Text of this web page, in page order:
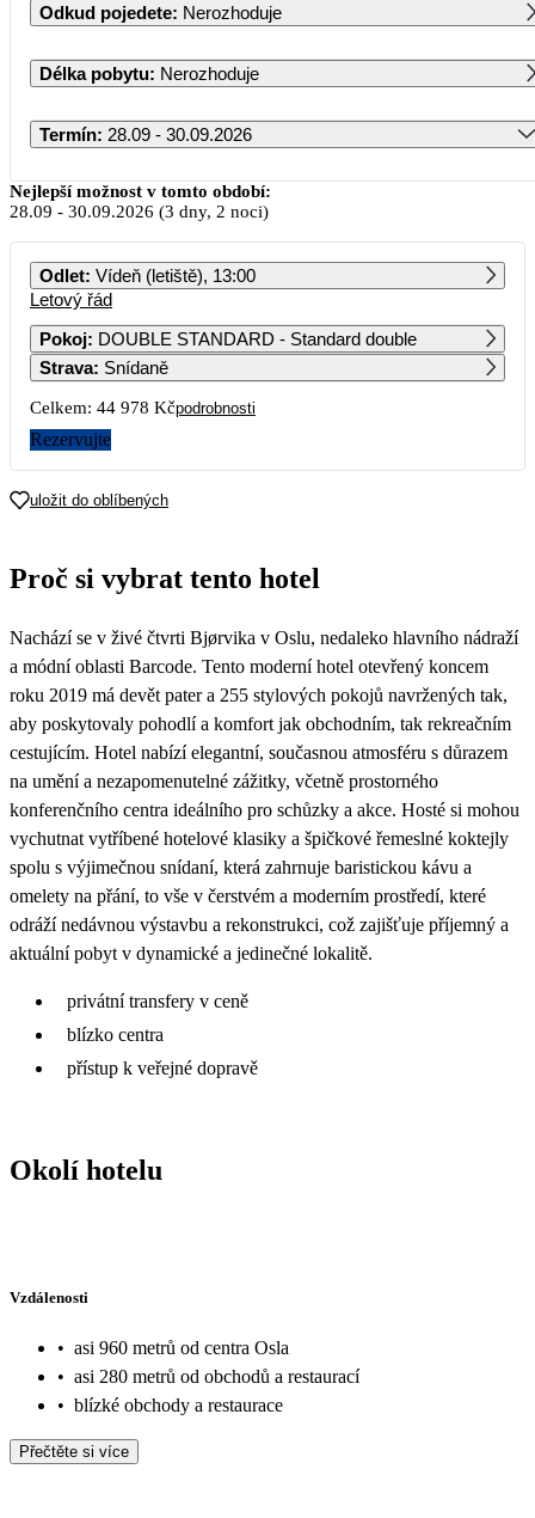
Odkud pojedete: Nerozhoduje
Délka pobytu: Nerozhoduje
Termín: 28.09 - 30.09.2026
Září 2026
PO ÚT ST ČT PÁ SO NE
23 039
7 8
14
23 739
21 22
22 489 21 309
Nejlepší možnost v tomto období:
28.09 - 30.09.2026 (3 dny, 2 noci)
Odlet: Vídeň (letiště), 13:00
Letový řád
Pokoj: DOUBLE STANDARD - Standard double
Strava: Snídaně
Celkem: 44 978 Kčpodrobnosti
Rezervujte
uložit do oblíbených
Proč si vybrat tento hotel
Nachází se v živé čtvrti Bjørvika v Oslu, nedaleko hlavního nádraží
a módní oblasti Barcode. Tento moderní hotel otevřený koncem
roku 2019 má devět pater a 255 stylových pokojů navržených tak,
aby poskytovaly pohodlí a komfort jak obchodním, tak rekreačním
cestujícím. Hotel nabízí elegantní, současnou atmosféru s důrazem
na umění a nezapomenutelné zážitky, včetně prostorného
konferenčního centra ideálního pro schůzky a akce. Hosté si mohou
vychutnat vytříbené hotelové klasiky a špičkové řemeslné koktejly
spolu s výjimečnou snídaní, která zahrnuje baristickou kávu a
omelety na přání, to vše v čerstvém a moderním prostředí, které
odráží nedávnou výstavbu a rekonstrukci, což zajišťuje příjemný a
aktuální pobyt v dynamické a jedinečné lokalitě.
privátní transfery v ceně
blízko centra
přístup k veřejné dopravě
Okolí hotelu
Vzdálenosti
• asi 960 metrů od centra Osla
• asi 280 metrů od obchodů a restaurací
• blízké obchody a restaurace
Přečtěte si více